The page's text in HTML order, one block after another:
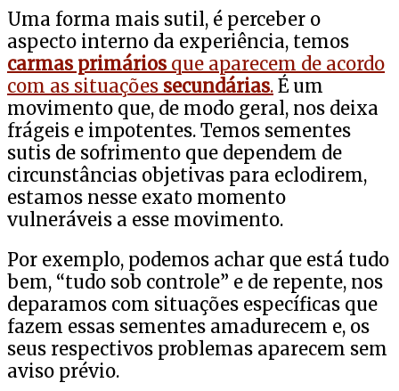
Uma forma mais sutil, é perceber o
aspecto interno da experiência, temos
carmas primários que aparecem de acordo
com as situações secundárias. É um
movimento que, de modo geral, nos deixa
frágeis e impotentes. Temos sementes
sutis de sofrimento que dependem de
circunstâncias objetivas para eclodirem,
estamos nesse exato momento
vulneráveis a esse movimento.
Por exemplo, podemos achar que está tudo
bem, “tudo sob controle” e de repente, nos
deparamos com situações específicas que
fazem essas sementes amadurecem e, os
seus respectivos problemas aparecem sem
aviso prévio.